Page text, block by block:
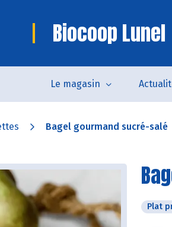
Biocoop Lunel
Le magasin
Bagel gourmand sucré-salé
Plat